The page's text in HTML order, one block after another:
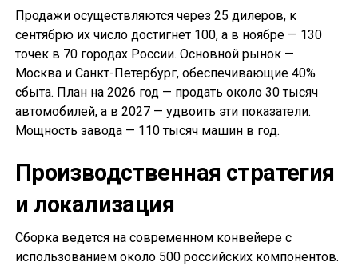
Продажи осуществляются через 25 дилеров, к
сентябрю их число достигнет 100, а в ноябре — 130
точек в 70 городах России. Основной рынок —
Москва и Санкт-Петербург, обеспечивающие 40%
сбыта. План на 2026 год — продать около 30 тысяч
автомобилей, а в 2027 — удвоить эти показатели.
Мощность завода — 110 тысяч машин в год.
Производственная стратегия
и локализация
Сборка ведется на современном конвейере с
использованием около 500 российских компонентов.